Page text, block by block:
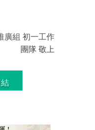
廣組 初一工作
團隊 敬上